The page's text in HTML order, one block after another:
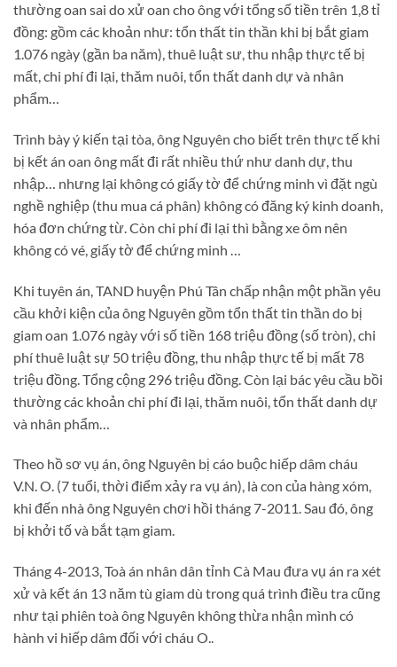
thường oan sai do xử oan cho ông với tổng số tiền trên 1,8 tỉ
đồng: gồm các khoản như: tổn thất tin thần khi bị bắt giam
1.076 ngày (gần ba năm), thuê luật sư, thu nhập thực tế bị
mất, chi phí đi lại, thăm nuôi, tổn thất danh dự và nhân
phẩm…
Trình bày ý kiến tại tòa, ông Nguyên cho biết trên thực tế khi
bị kết án oan ông mất đi rất nhiều thứ như danh dự, thu
nhập… nhưng lại không có giấy tờ để chứng minh vì đặt ngù
nghề nghiệp (thu mua cá phân) không có đăng ký kinh doanh,
hóa đơn chứng từ. Còn chi phí đi lại thì bằng xe ôm nên
không có vé, giấy tờ để chứng minh …
Khi tuyên án, TAND huyện Phú Tân chấp nhận một phần yêu
cầu khởi kiện của ông Nguyên gồm tổn thất tin thần do bị
giam oan 1.076 ngày với số tiền 168 triệu đồng (số tròn), chi
phí thuê luật sự 50 triệu đồng, thu nhập thực tế bị mất 78
triệu đồng. Tổng cộng 296 triệu đồng. Còn lại bác yêu cầu bồi
thường các khoản chi phí đi lại, thăm nuôi, tổn thất danh dự
và nhân phẩm…
Theo hồ sơ vụ án, ông Nguyên bị cáo buộc hiếp dâm cháu
V.N. O. (7 tuổi, thời điểm xảy ra vụ án), là con của hàng xóm,
khi đến nhà ông Nguyên chơi hồi tháng 7-2011. Sau đó, ông
bị khởi tố và bắt tạm giam.
Tháng 4-2013, Toà án nhân dân tỉnh Cà Mau đưa vụ án ra xét
xử và kết án 13 năm tù giam dù trong quá trình điều tra cũng
như tại phiên toà ông Nguyên không thừa nhận mình có
hành vi hiếp dâm đối với cháu O..